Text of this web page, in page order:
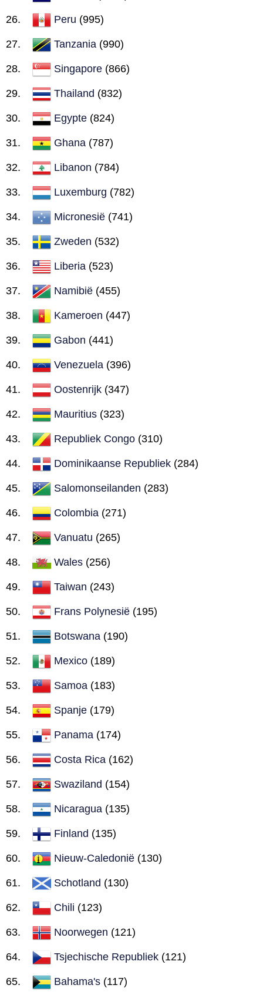
Peru (995)
Tanzania (990)
Singapore (866)
Thailand (832)
Egypte (824)
Ghana (787)
Libanon (784)
Luxemburg (782)
Micronesië (741)
Zweden (532)
Liberia (523)
Namibië (455)
Kameroen (447)
Gabon (441)
Venezuela (396)
Oostenrijk (347)
Mauritius (323)
Republiek Congo (310)
Dominikaanse Republiek (284)
Salomonseilanden (283)
Colombia (271)
Vanuatu (265)
Wales (256)
Taiwan (243)
Frans Polynesië (195)
Botswana (190)
Mexico (189)
Samoa (183)
Spanje (179)
Panama (174)
Costa Rica (162)
Swaziland (154)
Nicaragua (135)
Finland (135)
Nieuw-Caledonië (130)
Schotland (130)
Chili (123)
Noorwegen (121)
Tsjechische Republiek (121)
Bahama's (117)